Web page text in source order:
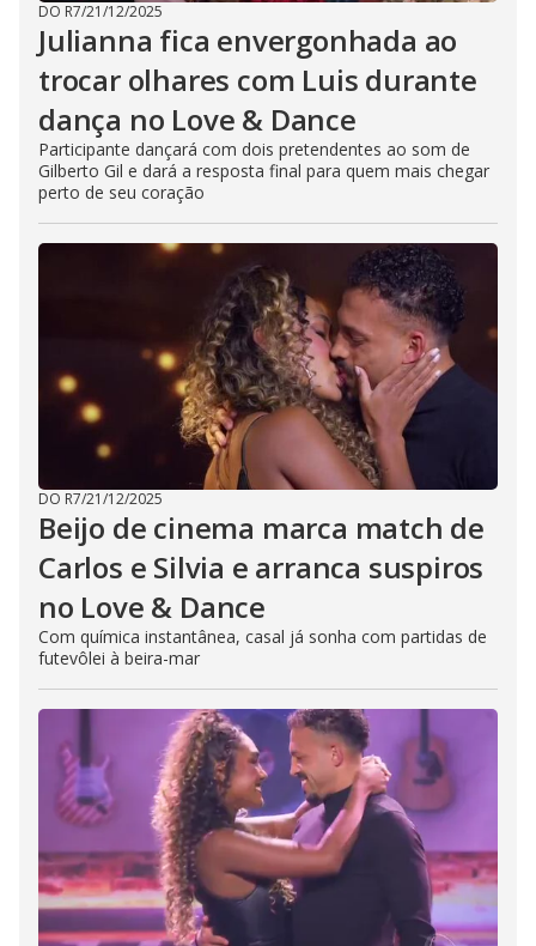
DO R7/21/12/2025
Julianna fica envergonhada ao
trocar olhares com Luis durante
dança no Love & Dance
Participante dançará com dois pretendentes ao som de
Gilberto Gil e dará a resposta final para quem mais chegar
perto de seu coração
DO R7/21/12/2025
Beijo de cinema marca match de
Carlos e Silvia e arranca suspiros
no Love & Dance
Com química instantânea, casal já sonha com partidas de
futevôlei à beira-mar